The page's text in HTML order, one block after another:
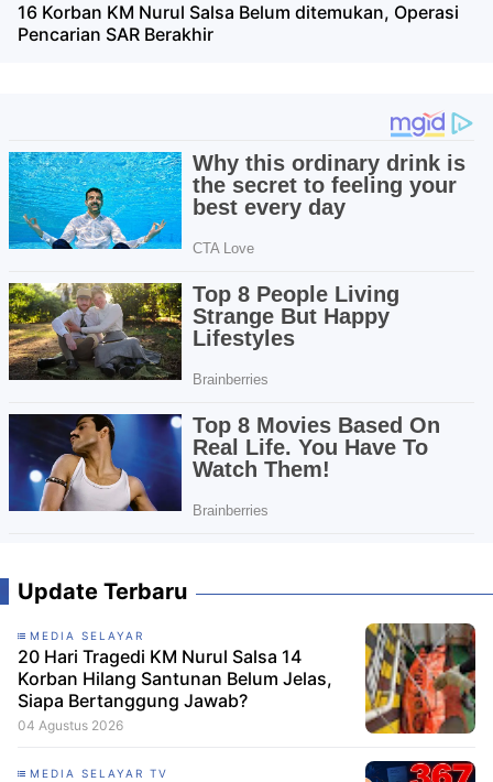
16 Korban KM Nurul Salsa Belum ditemukan, Operasi
Pencarian SAR Berakhir
Update Terbaru
MEDIA SELAYAR
20 Hari Tragedi KM Nurul Salsa 14
Korban Hilang Santunan Belum Jelas,
Siapa Bertanggung Jawab?
04 Agustus 2026
MEDIA SELAYAR TV